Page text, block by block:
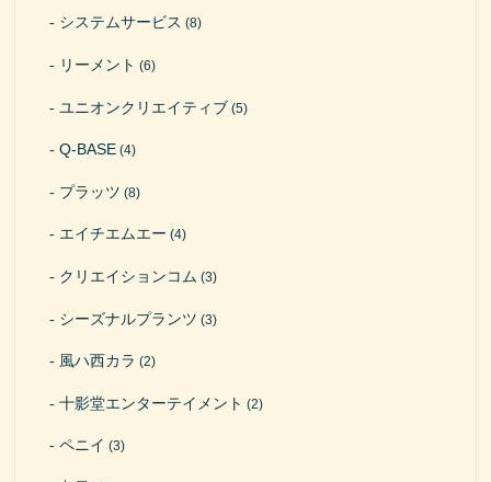
システムサービス (8)
リーメント (6)
ユニオンクリエイティブ (5)
Q-BASE (4)
プラッツ (8)
エイチエムエー (4)
クリエイションコム (3)
シーズナルプランツ (3)
風ハ西カラ (2)
十影堂エンターテイメント (2)
ペニイ (3)